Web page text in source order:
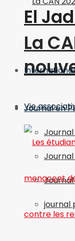
La
Journal en
Journal
Journal
Journal
journal
El
International
Vie